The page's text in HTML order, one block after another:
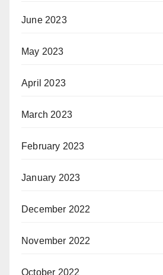
June 2023
May 2023
April 2023
March 2023
February 2023
January 2023
December 2022
November 2022
October 2022